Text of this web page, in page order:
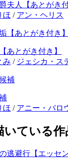
夫人【あとがき付
ほ / アン・ヘリス
あとがき付き】
み / ジェシカ・ス
ほ / アニー・バロ
いている作